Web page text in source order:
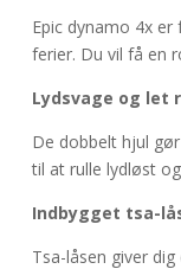
Epic dynamo 4x
ferier. Du vil få en
Lydsvage og let
De dobbelt hjul
til at rulle lydløst
Indbygget tsa-
Tsa-låsen giver